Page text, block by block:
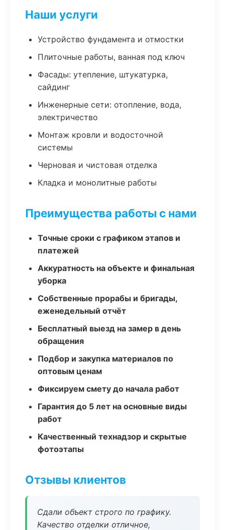
Наши услуги
Устройство фундамента и отмостки
Плиточные работы, ванная под ключ
Фасады: утепление, штукатурка,
сайдинг
Инженерные сети: отопление, вода,
электричество
Монтаж кровли и водосточной
системы
Черновая и чистовая отделка
Кладка и монолитные работы
Преимущества работы с нами
Точные сроки с графиком этапов и
платежей
Аккуратность на объекте и финальная
уборка
Собственные прорабы и бригады,
еженедельный отчёт
Бесплатный выезд на замер в день
обращения
Подбор и закупка материалов по
оптовым ценам
Фиксируем смету до начала работ
Гарантия до 5 лет на основные виды
работ
Качественный технадзор и скрытые
фотоэтапы
Отзывы клиентов
Сдали объект строго по графику.
Качество отделки отличное,